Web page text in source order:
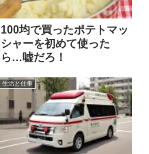
100均で買ったポテトマッ
シャーを初めて使った
ら…嘘だろ！
生活と仕事